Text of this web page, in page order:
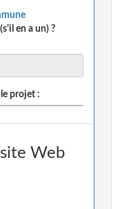
en a un) ?
projet :
Web